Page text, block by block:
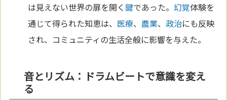
は見えない世界の扉を開く鍵であった。幻覚体験を
通じて得られた知恵は、 医療、 農業、 政治にも反映
され、コミュニティの生活全般に影響を与えた。
音とリズム：ドラムビートで意識を変え
る